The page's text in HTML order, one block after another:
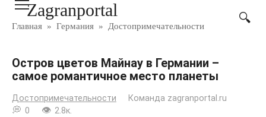
ПерейтиZagranportal
Главная » Германия » Достопримечательности
Остров цветов Майнау в Германии –
самое романтичное место планеты
Достопримечательности
Команда zagranportal.ru
0
2.8к.